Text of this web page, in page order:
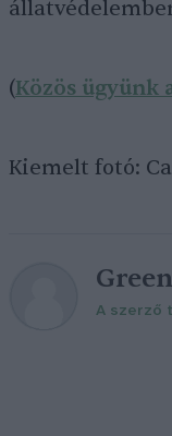
(Közös
Kiemelt fotó:
A szerző